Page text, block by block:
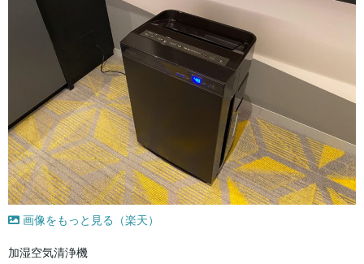
画像をもっと見る（楽天）
加湿空気清浄機